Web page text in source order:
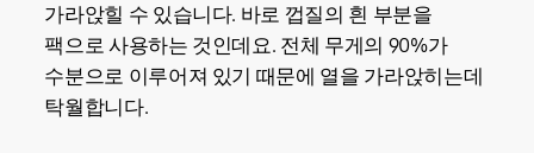
가라앉힐 수 있습니다. 바로 껍질의 흰 부분을
팩으로 사용하는 것인데요. 전체 무게의 90%가
수분으로 이루어져 있기 때문에 열을 가라앉히는데
탁월합니다.